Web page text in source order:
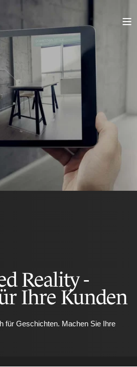
Reality -
Ihre Kunden
für Geschichten. Machen Sie Ihre